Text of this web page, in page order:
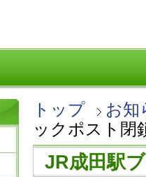
トップ
お知
ックポスト閉
JR成田駅